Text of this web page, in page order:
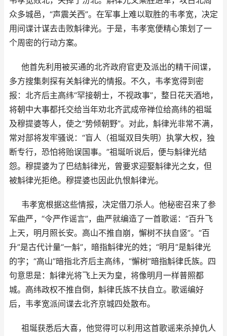
众多城邑，“声震关西”。在军事上难以取胜的韦孝宽，决定
用间谍计谋去击败斛律光。于是，韦孝宽便精心策划了一
个周密的行动方案。
他首先利用被买通的北齐政府官吏及派出的精干间谍，
多方搜集刺探有关斛律光的情报。不久，韦孝宽得到密
报：北齐后主高纬“罕接朝士，不视政事”，整日花天酒地，
将朝中大事都托交给当年劝北齐武成帝禅位给高纬的祖埏
及穆提婆等人，使之“势倾朝野”。对此，斛律光非常不满，
常对部将发牢骚说：“盲人（祖埏双目失明）执掌大权，独
断专行，恐怕将贻误国事。”祖埏听说后，便与斛律光结
怨。穆提婆为了巴结斛律光，曾要求迎娶斛律光之女，但
被斛律光拒绝。穆提婆也因此仇恨斛律光。
韦孝宽根据这些情报，决定借刀杀人。他秘密召来了参
军曲严，“令严作谣言”，曲严就编造了一首歌谣：“百升飞
上天，明月照长安。高山不推自崩，懈树不扶自竖”。“百
升”是古代计量“一斛”，暗指斛律光的姓；“明月”是斛律光
的字；“高山”暗指北齐后主高纬，“懈树”暗指斛律氏族。四
句意思是：斛律光将飞上天为皇，将像明月一样普照都
城。高纬政权不推自倒，斛律氏族不扶自立。歌谣编好
后，韦孝宽派间谍去北齐京城四处散布。
祖埏获悉后大喜，他觉得可以利用这首歌谣来杀掉仇人